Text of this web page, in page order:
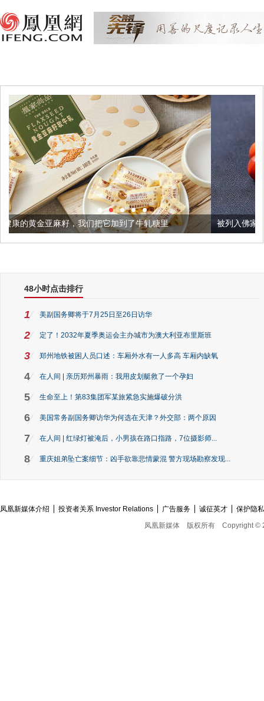
把它加到了牛轧糖里 被列入佛家七宝的它到底有多美？
48小时点击排行
1 美副国务卿将于7月25日至26日访华
2 定了！2032年夏季奥运会主办城市为澳大利亚布里斯班
3 郑州地铁被困人员口述：车厢外水有一人多高 车厢内缺氧
4 在人间 | 亲历郑州暴雨：我用皮划艇救了一个孕妇
5 生命至上！第83集团军某旅紧急实施爆破分洪
6 美国常务副国务卿访华为何选在天津？外交部：两个原因
7 在人间 | 红绿灯被淹后，小男孩在路口指路，7位摄影师...
8 重庆姐弟坠亡案细节：凶手欲靠悲情蒙混 警方现场勘察发现...
凤凰新媒体介绍 投资者关系 Investor Relations 广告服务 诚征英才
保护隐
凤凰新媒体
版权所有 Copyright ©